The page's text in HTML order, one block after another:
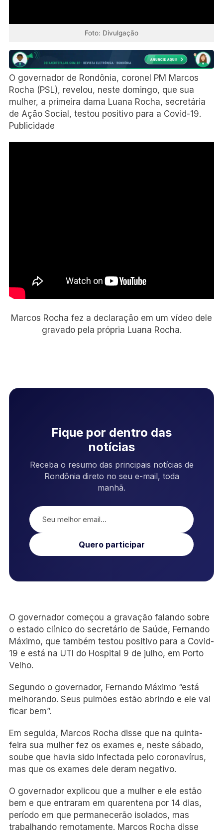
Foto: Divulgação
O governador de Rondônia, coronel PM Marcos
Rocha (PSL), revelou, neste domingo, que sua
mulher, a primeira dama Luana Rocha, secretária
de Ação Social, testou positivo para a Covid-19.
Publicidade
Marcos Rocha fez a declaração em um vídeo dele
gravado pela própria Luana Rocha.
Fique por dentro das
notícias
Receba o resumo das principais notícias de
Rondônia direto no seu e-mail, toda
manhã.
Quero participar
O governador começou a gravação falando sobre
o estado clínico do secretário de Saúde, Fernando
Máximo, que também testou positivo para a Covid-
19 e está na UTI do Hospital 9 de julho, em Porto
Velho.
Segundo o governador, Fernando Máximo “está
melhorando. Seus pulmões estão abrindo e ele vai
ficar bem”.
Em seguida, Marcos Rocha disse que na quinta-
feira sua mulher fez os exames e, neste sábado,
soube que havia sido infectada pelo coronavírus,
mas que os exames dele deram negativo.
O governador explicou que a mulher e ele estão
bem e que entraram em quarentena por 14 dias,
período em que permanecerão isolados, mas
trabalhando remotamente. Marcos Rocha disse